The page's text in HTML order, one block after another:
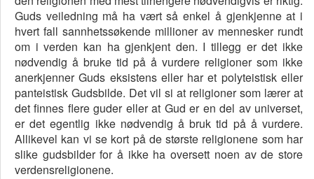
Guds veiledning må ha vært så enkel å gjenkjenne at i
hvert fall sannhetssøkende millioner av mennesker rundt
om i verden kan ha gjenkjent den. I tillegg er det ikke
nødvendig å bruke tid på å vurdere religioner som ikke
anerkjenner Guds eksistens eller har et polyteistisk eller
panteistisk Gudsbilde. Det vil si at religioner som lærer at
det finnes flere guder eller at Gud er en del av universet,
er det egentlig ikke nødvendig å bruk tid på å vurdere.
Allikevel kan vi se kort på de største religionene som har
slike gudsbilder for å ikke ha oversett noen av de store
verdensreligionene.